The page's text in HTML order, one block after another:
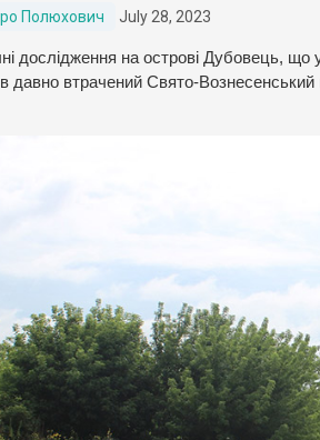
Полюхович July 28, 2023
дослідження на острові Дубовець, що
давно втрачений Свято-Вознесенський